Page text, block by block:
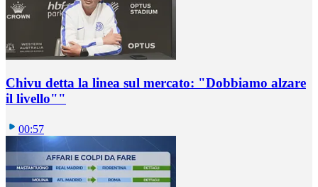
Chivu detta la linea sul mercato: "Dobbiamo alzare
il livello""
00:57